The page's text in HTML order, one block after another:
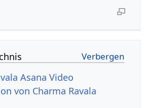
Asana Video
von Charma Ravala